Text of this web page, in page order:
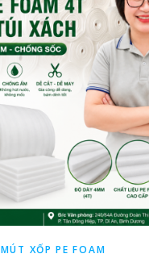
MÚT XỐP PE FOAM